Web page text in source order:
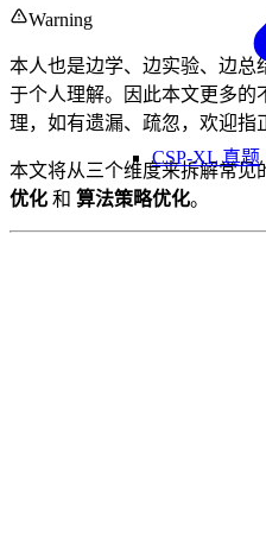
CSP-XL 真题
Warning
本人也是边学、边实验、边总
于个人理解。因此本文更多的
理，如有遗漏、疏忽，欢迎指
本文将从三个维度来拆解常见
优化 和 算法策略优化。